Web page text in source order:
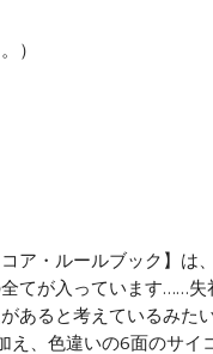
）
ア・ルールブック】は
てが入っています……
あると考えているみ
、色違いの6面のサイ